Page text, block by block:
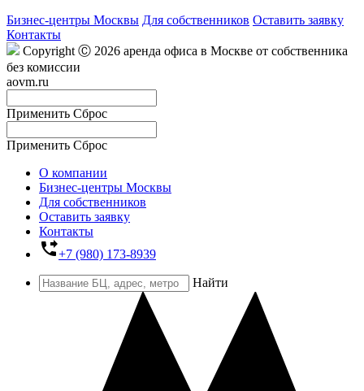
Бизнес-центры Москвы Для собственников Оставить заявку
Контакты
Copyright Ⓒ 2026 аренда офиса в Москве от собственника
без комиссии
aovm.ru
Применить Сброс
Применить Сброс
О компании
Бизнес-центры Москвы
Для собственников
Оставить заявку
Контакты
phone_forwarded+7 (980) 173-8939
Найти